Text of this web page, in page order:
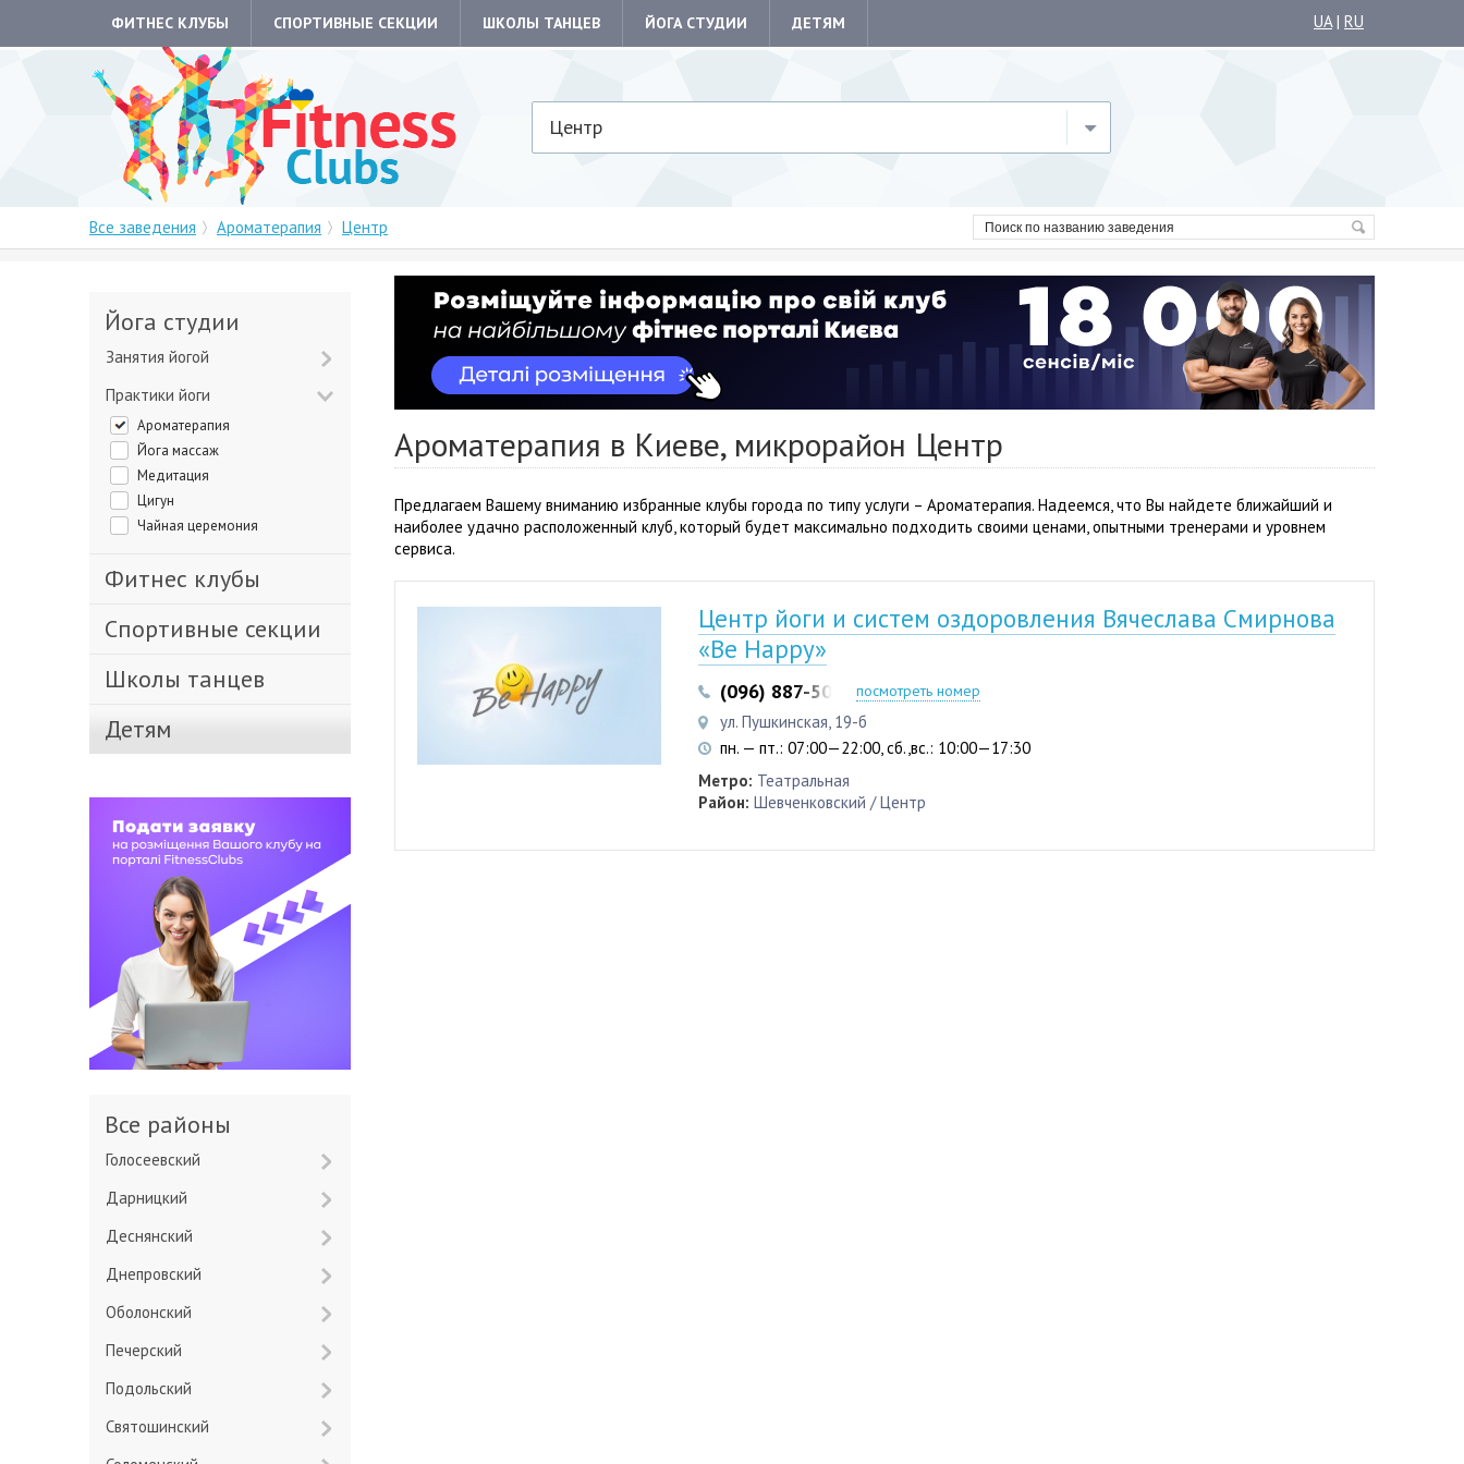
ФИТНЕС КЛУБЫ СПОРТИВНЫЕ СЕКЦИИ ШКОЛЫ ТАНЦЕВ ЙОГА СТУДИИ ДЕТЯМ UA| RU
Центр
Все заведения Ароматерапия Центр
Ароматерапия в Киеве, микрорайон Центр
Предлагаем Вашему вниманию избранные клубы города по типу услуги – Ароматерапия. Надеемся, что Вы найдете ближайший и
наиболее удачно расположенный клуб, который будет максимально подходить своими ценами, опытными тренерами и уровнем
сервиса.
Центр йоги и систем оздоровления Вячеслава Смирнова
«Be Happy»
(096) 887-50-88посмотреть номер
ул. Пушкинская, 19-б
пн. — пт.: 07:00—22:00, сб.,вс.: 10:00—17:30
Метро: Театральная
Район: Шевченковский / Центр
Йога студии
Занятия йогой
Практики йоги
Ароматерапия
Йога массаж
Медитация
Цигун
Чайная церемония
Фитнес клубы
Спортивные секции
Школы танцев
Детям
Все районы
Голосеевский
Дарницкий
Деснянский
Днепровский
Оболонский
Печерский
Подольский
Святошинский